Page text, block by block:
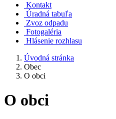
Kontakt
Úradná tabuľa
Zvoz odpadu
Fotogaléria
Hlásenie rozhlasu
Úvodná stránka
Obec
O obci
O obci